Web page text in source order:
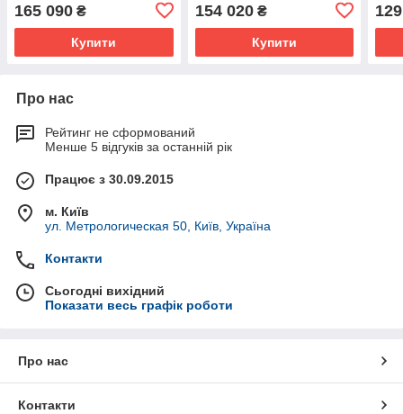
165 090 ₴
Купити
154 020₴
Купити
Про нас
Рейтинг не сформований
Менше 5 відгуків за останній рік
Працює з 30.09.2015
м. Київ
ул. Метрологическая 50, Київ, Україна
Контакти
Сьогодні вихідний
Показати весь графік роботи
Про нас
Контакти